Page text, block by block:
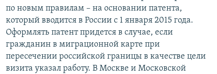
по новым правилам – на основании патента,
который вводится в России с 1 января 2015 года.
Оформлять патент придется в случае, если
гражданин в миграционной карте при
пересечении российской границы в качестве цели
визита указал работу. В Москве и Московской